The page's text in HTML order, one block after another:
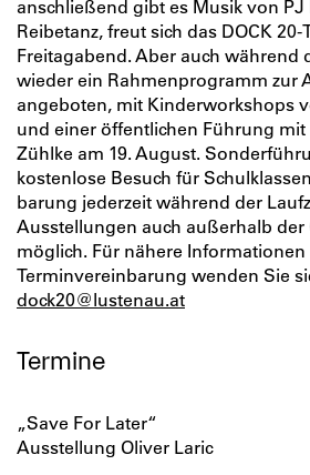
anschließend gibt es Musik von
Reibetanz, freut sich das DOCK
Freitagabend. Aber auch während
wieder ein Rahmenprogramm zur
angeboten, mit Kinderworkshops
und einer öffentlichen Führung
Zühlke am 19. August.
kostenlose Besuch für
barung jederzeit während der
Ausstellungen auch außerhalb der
möglich. Für nähere
Terminvereinbarung wenden Sie
dock20@lustenau.at
Termine
„Save For Later“
Ausstellung Oliver Laric